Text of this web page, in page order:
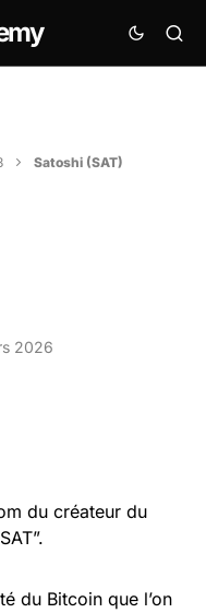
Satoshi (SAT)
2026
du créateur du
du Bitcoin que l’on